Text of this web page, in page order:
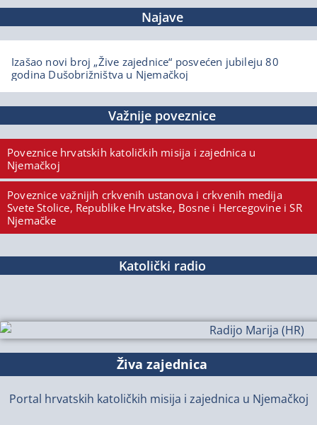
Najave
Izašao novi broj „Žive zajednice“ posvećen jubileju 80
godina Dušobrižništva u Njemačkoj
Važnije poveznice
Poveznice hrvatskih katoličkih misija i zajednica u
Njemačkoj
Poveznice važnijih crkvenih ustanova i crkvenih medija
Svete Stolice, Republike Hrvatske, Bosne i Hercegovine i SR
Njemačke
Katolički radio
Živa zajednica
Portal hrvatskih katoličkih misija i zajednica u Njemačkoj